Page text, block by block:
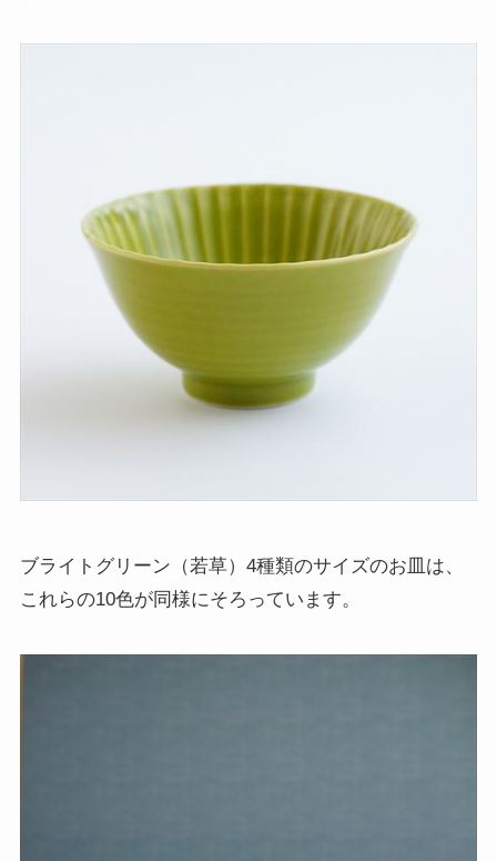
ブライトグリーン（若草）4種類のサイズのお皿は、
これらの10色が同様にそろっています。